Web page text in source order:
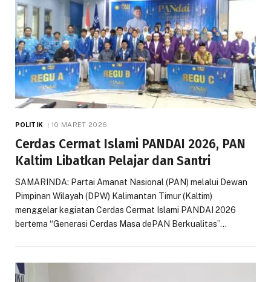
POLITIK 10 MARET 2026
Cerdas Cermat Islami PANDAI 2026, PAN
Kaltim Libatkan Pelajar dan Santri
SAMARINDA: Partai Amanat Nasional (PAN) melalui Dewan
Pimpinan Wilayah (DPW) Kalimantan Timur (Kaltim)
menggelar kegiatan Cerdas Cermat Islami PANDAI 2026
bertema “Generasi Cerdas Masa dePAN Berkualitas”…